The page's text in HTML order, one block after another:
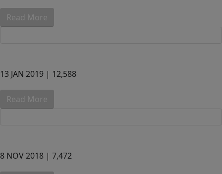
Read More
13 JAN 2019 | 12,588
Read More
8 NOV 2018 | 7,472